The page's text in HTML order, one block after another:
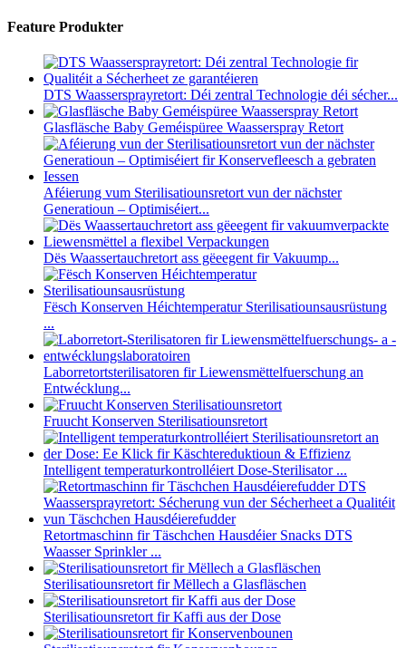
Feature Produkter
DTS Waassersprayretort: ​​Déi zentral Technologie déi sécher...
Glasfläsche Baby Geméispüree Waasserspray Retort
Aféierung vum Sterilisatiounsretort vun der nächster
Generatioun – Optimiséiert...
Dës Waassertauchretort ass gëeegent fir Vakuump...
Fësch Konserven Héichtemperatur Sterilisatiounsausrüstung
...
Laborretortsterilisatoren fir Liewensmëttelfuerschung an
Entwécklung...
Fruucht Konserven Sterilisatiounsretort
Intelligent temperaturkontrolléiert Dose-Sterilisator ...
Retortmaschinn fir Täschchen Hausdéier Snacks DTS
Waasser Sprinkler ...
Sterilisatiounsretort fir Mëllech a Glasfläschen
Sterilisatiounsretort fir Kaffi aus der Dose